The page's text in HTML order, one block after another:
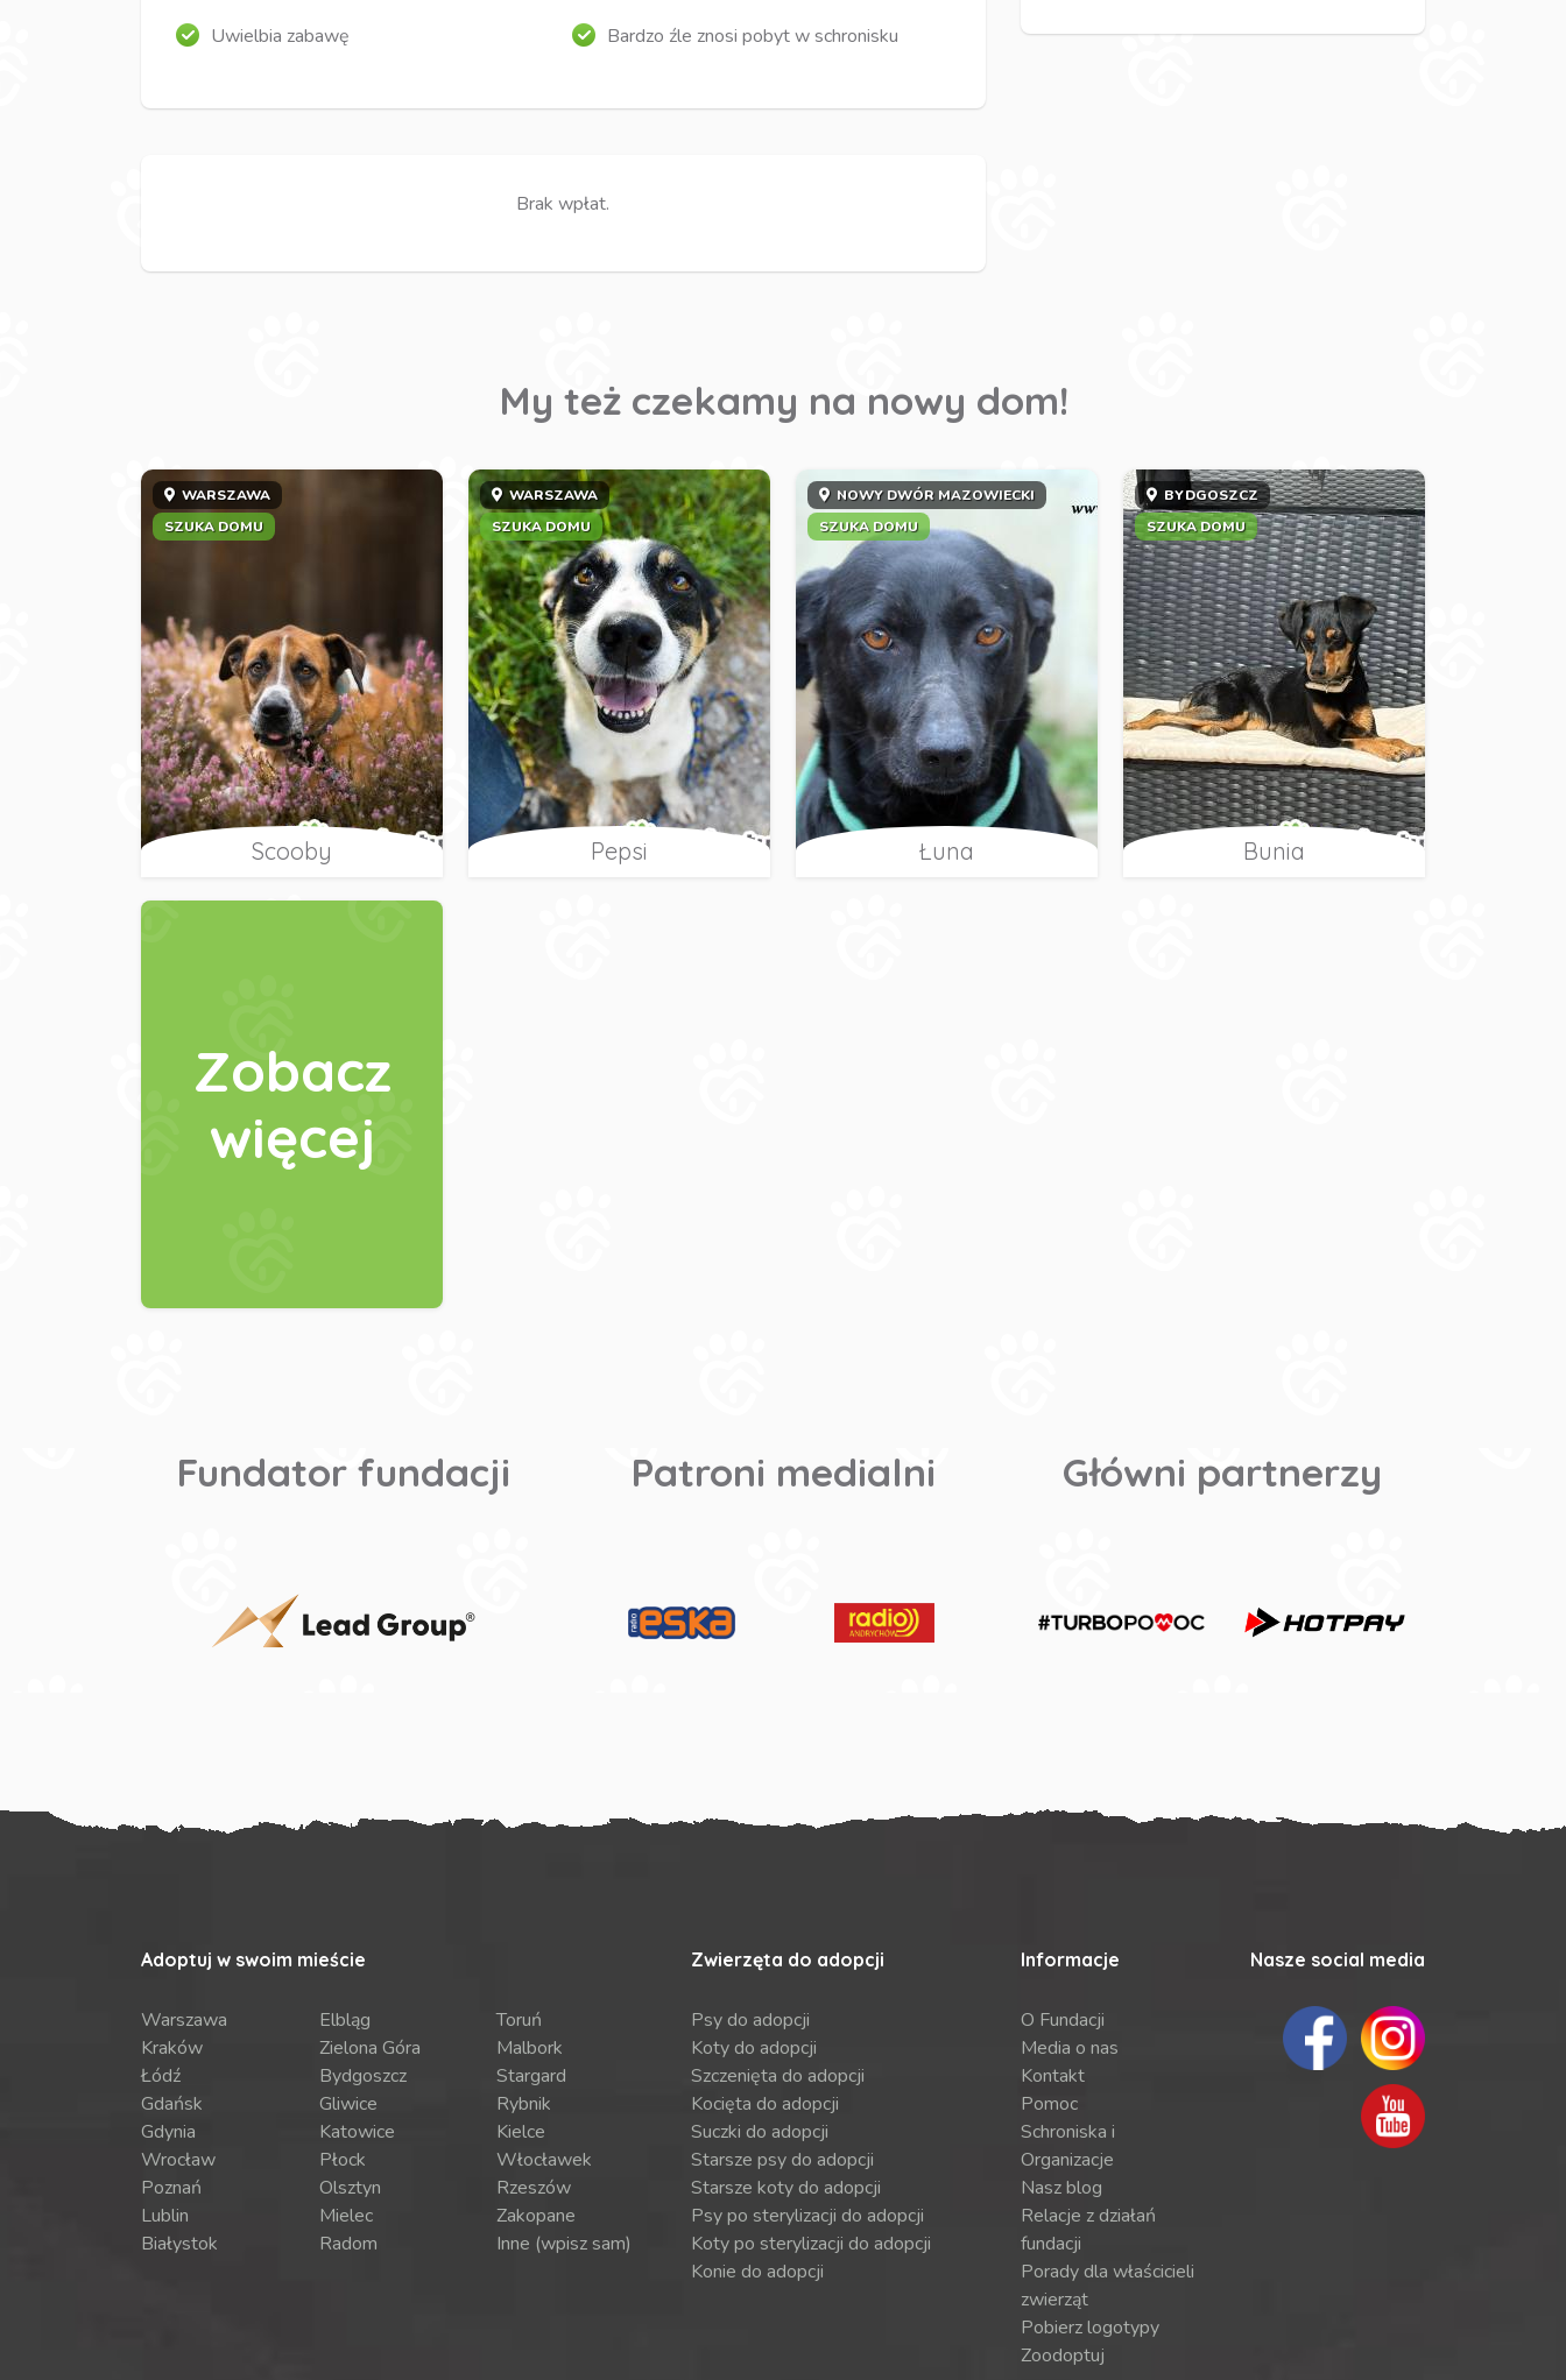
Uwielbia zabawę
Bardzo źle znosi pobyt w schronisku
Brak wpłat.
My też czekamy na nowy dom!
WARSZAWA
SZUKA DOMU
Scooby
WARSZAWA
SZUKA DOMU
Pepsi
NOWY DWÓR MAZOWIECKI
SZUKA DOMU
Łuna
BYDGOSZCZ
SZUKA DOMU
Bunia
Zobacz
więcej
Fundator fundacji Patroni medialni Główni partnerzy
Adoptuj w swoim mieście
Warszawa
Kraków
Łódź
Gdańsk
Gdynia
Wrocław
Poznań
Lublin
Białystok
Elbląg
Zielona Góra
Bydgoszcz
Gliwice
Katowice
Płock
Olsztyn
Mielec
Radom
Toruń
Malbork
Stargard
Rybnik
Kielce
Włocławek
Rzeszów
Zakopane
Inne (wpisz sam)
Zwierzęta do adopcji
Psy do adopcji
Koty do adopcji
Szczenięta do adopcji
Kocięta do adopcji
Suczki do adopcji
Starsze psy do adopcji
Starsze koty do adopcji
Psy po sterylizacji do adopcji
Koty po sterylizacji do adopcji
Konie do adopcji
Informacje
O Fundacji
Media o nas
Kontakt
Pomoc
Schroniska i
Organizacje
Nasz blog
Relacje z działań
fundacji
Porady dla właścicieli
zwierząt
Pobierz logotypy
Zoodoptuj
Nasze social media